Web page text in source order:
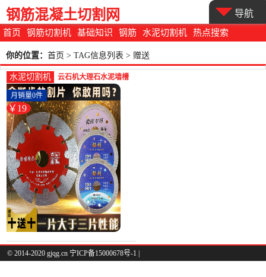
首页 钢筋切割机 基础知识 钢筋 水泥切割机 热点搜索
钢筋混凝土切割网 导航
你的位置： 首页 > TAG信息列表 > 赠送
水泥切割机
云石机大理石水泥墙槽
石头石材干切霸王瓷砖
切割片不崩-水泥切割机
(珑嘉乐旗舰店仅售
18.81元)
￥19
月销量0件
© 2014-2020 gjqg.cn 宁ICP备15000678号-1 |